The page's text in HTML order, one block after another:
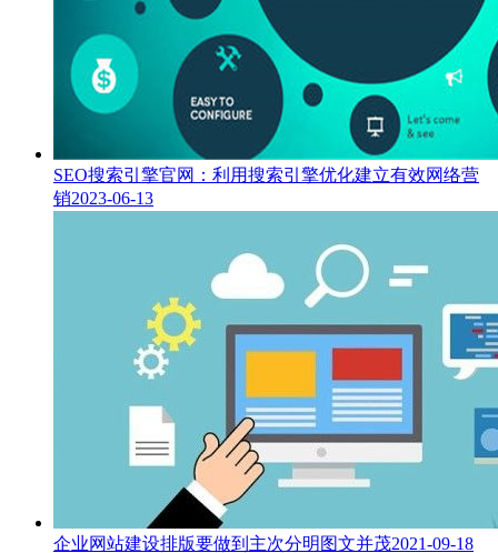
SEO搜索引擎官网：利用搜索引擎优化建立有效网络营
销2023-06-13
企业网站建设排版要做到主次分明图文并茂2021-09-18